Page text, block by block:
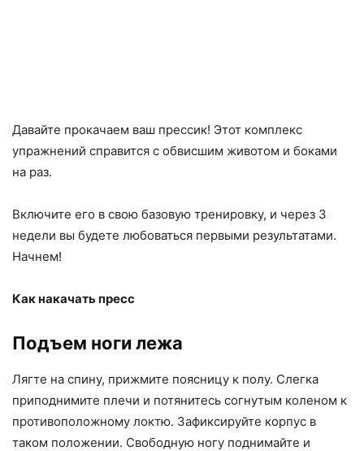
Давайте прокачаем ваш прессик! Этот комплекс
упражнений справится с обвисшим животом и боками
на раз.
Включите его в свою базовую тренировку, и через 3
недели вы будете любоваться первыми результатами.
Начнем!
Как накачать пресс
Подъем ноги лежа
Лягте на спину, прижмите поясницу к полу. Слегка
приподнимите плечи и потянитесь согнутым коленом к
противоположному локтю. Зафиксируйте корпус в
таком положении. Свободную ногу поднимайте и